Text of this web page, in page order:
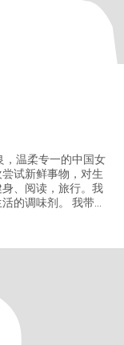
试新鲜事物，对生
、阅读，旅行。我
味剂。 我带着
家庭，渴望建立一